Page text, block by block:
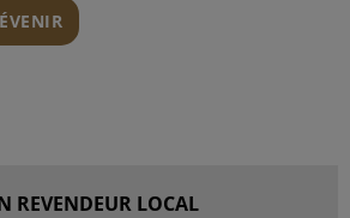
REVENDEUR LOCAL